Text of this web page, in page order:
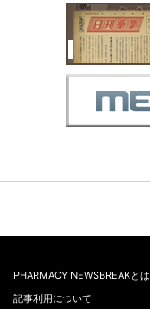
PHARMACY NEWSBREAKとは
記事利用について